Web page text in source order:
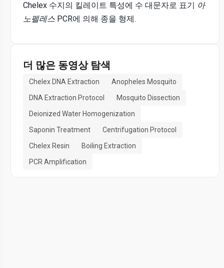
Chelex 수지의 킬레이트 특성에 수 대문자로 표기
아
노펠레스 PCR에 의해 종을 형제.
더 많은 동영상 탐색
Chelex DNA Extraction
Anopheles Mosquito
DNA Extraction Protocol
Mosquito Dissection
Deionized Water Homogenization
Saponin Treatment
Centrifugation Protocol
Chelex Resin
Boiling Extraction
PCR Amplification